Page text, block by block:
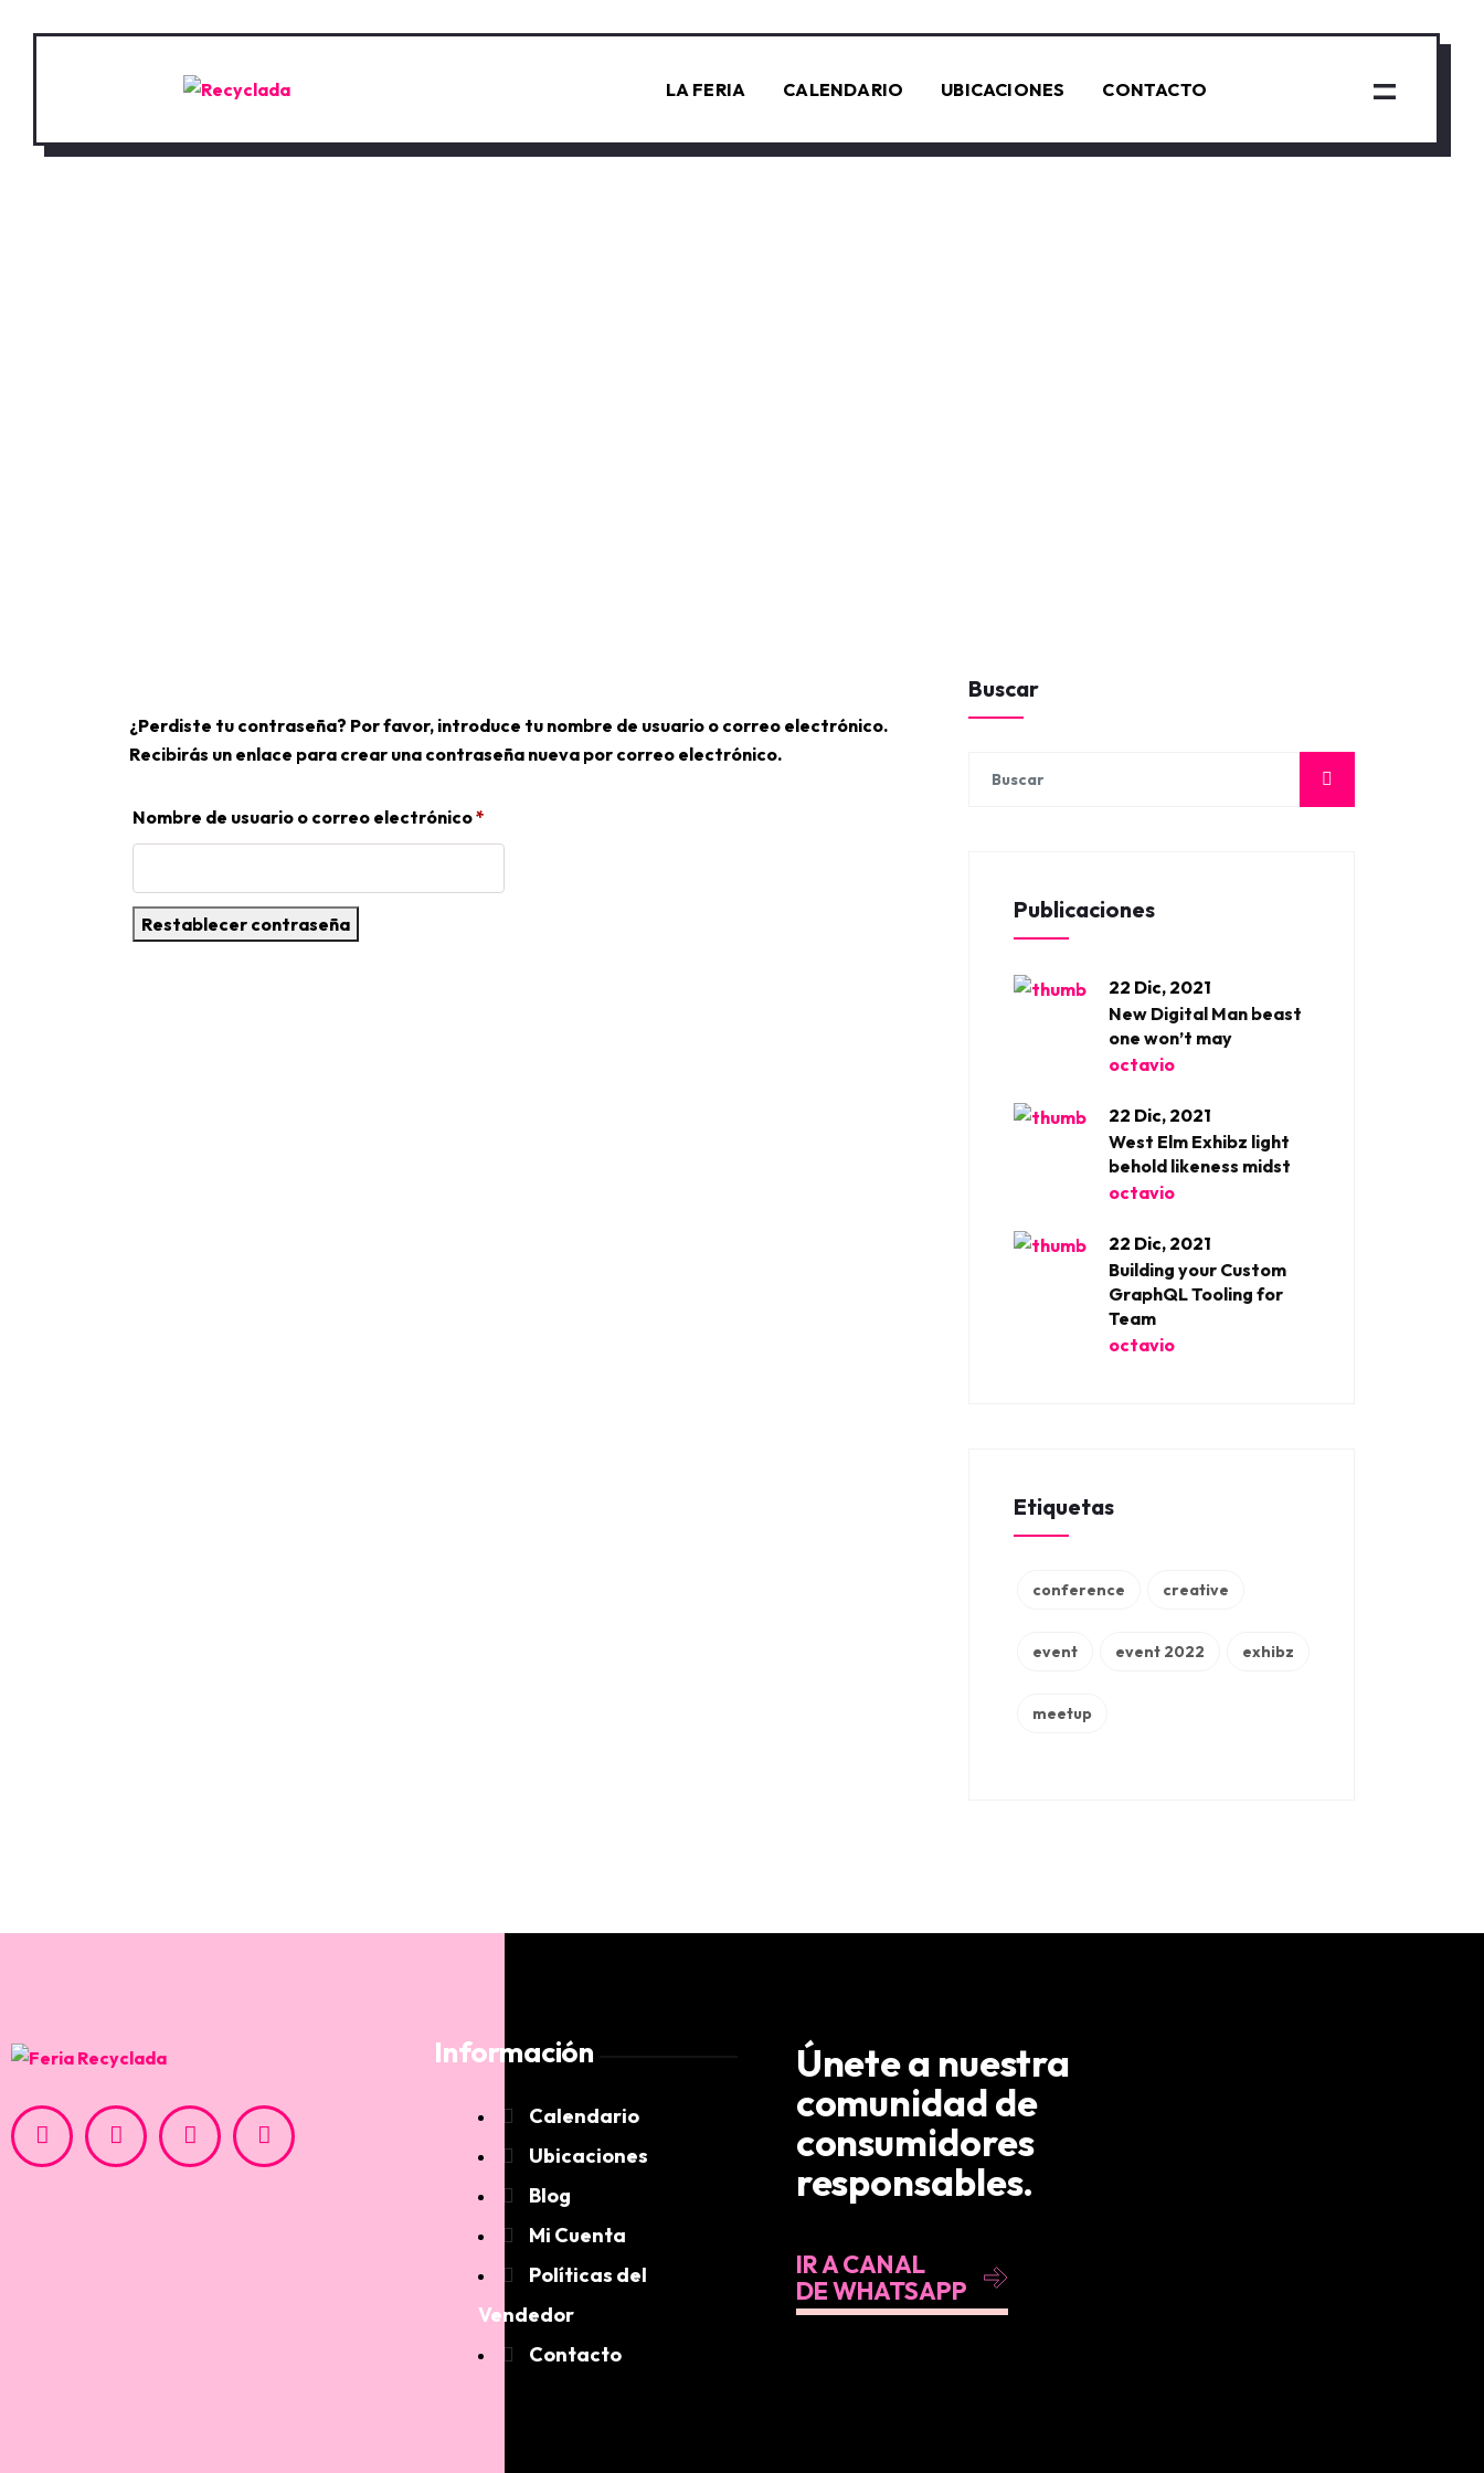
LA FERIA CALENDARIO UBICACIONES CONTACTO
¿Perdiste tu contraseña? Por favor, introduce tu nombre de usuario o correo electrónico.
Recibirás un enlace para crear una contraseña nueva por correo electrónico.
Nombre de usuario o correo electrónico*
Restablecer contraseña
Buscar
Publicaciones
22 Dic, 2021
New Digital Man beast
one won’t may
octavio
22 Dic, 2021
West Elm Exhibz light
behold likeness midst
octavio
22 Dic, 2021
Building your Custom
GraphQL Tooling for
Team
octavio
Etiquetas
conference creative
event event 2022 exhibz
meetup
Información
Calendario
Ubicaciones
Blog
Mi Cuenta
Políticas del
Vendedor
Contacto
Únete a nuestra
comunidad de
consumidores
responsables.
IR A CANAL
DE WHATSAPP